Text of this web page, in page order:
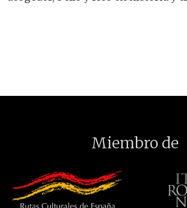
Miembro de